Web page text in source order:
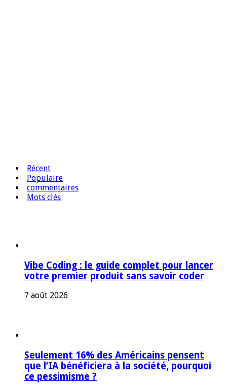
Récent
Populaire
commentaires
Mots clés
Vibe Coding : le guide complet pour lancer
votre premier produit sans savoir coder
7 août 2026
Seulement 16% des Américains pensent
que l’IA bénéficiera à la société, pourquoi
ce pessimisme ?